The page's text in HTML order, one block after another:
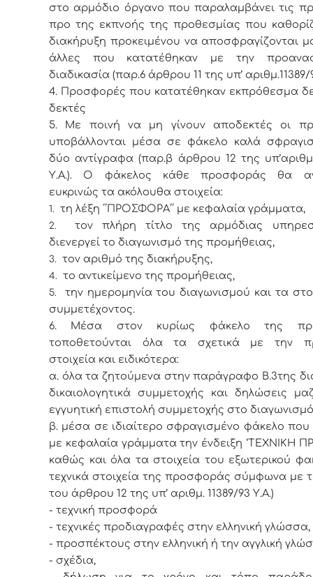
στο αρμόδιο όργανο που παραλαμβάνει τις
προ της εκπνοής της προθεσμίας που
διακήρυξη προκειμένου να αποσφραγίζονται
άλλες που κατατέθηκαν με την
διαδικασία (παρ.6 άρθρου 11 της υπ’ αριθμ.11389/
4. Προσφορές που κατατέθηκαν εκπρόθεσμα δε
δεκτές
5. Με ποινή να μη γίνουν αποδεκτές οι
υποβάλλονται μέσα σε φάκελο καλά
δύο αντίγραφα (παρ.β άρθρου 12 της
Υ.Α.). Ο φάκελος κάθε προσφοράς θα
ευκρινώς τα ακόλουθα στοιχεία:
1. τη λέξη ΄΄ΠΡΟΣΦΟΡΑ΄΄ με κεφαλαία γράμματα,
2.τον πλήρη τίτλο της αρμόδιας
διενεργεί το διαγωνισμό της προμήθειας,
3. τον αριθμό της διακήρυξης,
4. το αντικείμενο της προμήθειας,
5. την ημερομηνία του διαγωνισμού και τα
συμμετέχοντος.
6. Μέσα στον κυρίως φάκελο της
τοποθετούνται όλα τα σχετικά με την
στοιχεία και ειδικότερα:
α. όλα τα ζητούμενα στην παράγραφο Β.3της
δικαιολογητικά συμμετοχής και δηλώσεις
εγγυητική επιστολή συμμετοχής στο
β. μέσα σε ιδιαίτερο σφραγισμένο φάκελο
με κεφαλαία γράμματα την ένδειξη ‘ΤΕΧΝΙΚΗ
καθώς και όλα τα στοιχεία του εξωτερικού
τεχνικά στοιχεία της προσφοράς σύμφωνα με
του άρθρου 12 της υπ’ αριθμ. 11389/93 Υ.Α.)
- τεχνική προσφορά
- τεχνικές προδιαγραφές στην ελληνική γλώσσα,
- προσπέκτους στην ελληνική ή την αγγλική
- σχέδια,